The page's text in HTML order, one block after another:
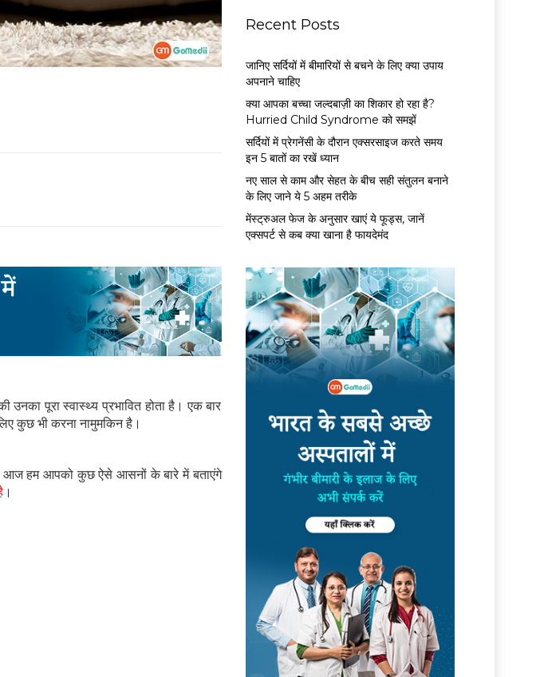
पूरा स्वास्थ्य प्रभावित होता है। एक बार
कुछ भी करना नामुमकिन है।
आज हम आपको कुछ ऐसे आसनों के बारे में बताएंगे
।
y
Recent Posts
जानिए सर्दियों में बीमारियों से बचने के लिए क्या उपाय
अपनाने चाहिए
क्या आपका बच्चा जल्दबाज़ी का शिकार हो रहा है?
Hurried Child Syndrome को समझें
सर्द‍ियों में प्रेगनेंसी के दौरान एक्सरसाइज करते समय
इन 5 बातों का रखें ध्यान
नए साल से काम और सेहत के बीच सही संतुलन बनाने
के लिए जाने ये 5 अहम तरीके
मेंस्ट्रुअल फेज के अनुसार खाएं ये फूड्स, जानें
एक्सपर्ट से कब क्या खाना है फायदेमंद